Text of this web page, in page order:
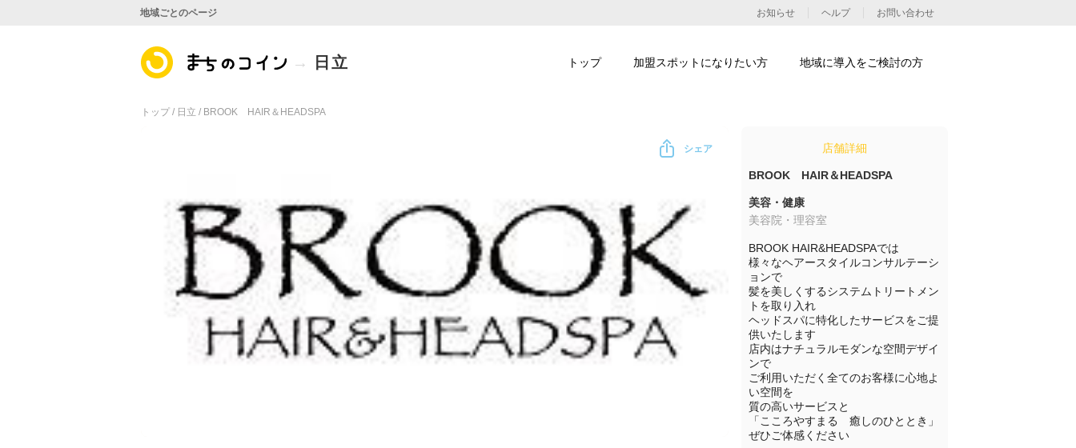
トップ / 日立 / BROOK HAIR＆HEADSPA
シェア 店舗詳細
BROOK HAIR＆HEADSPA
美容・健康
美容院・理容室
BROOK HAIR&HEADSPAでは
様々なヘアースタイルコンサルテーシ
ョンで
髪を美しくするシステムトリートメン
トを取り入れ
ヘッドスパに特化したサービスをご提
供いたします
店内はナチュラルモダンな空間デザイ
ンで
ご利用いただく全てのお客様に心地よ
い空間を
質の高いサービスと
「こころやすまる　癒しのひととき」
ぜひご体感ください
地域ごとのページ お知らせ ヘルプ お問い合わせ
トップ 加盟スポットになりたい方 地域に導入をご検討の方
日立